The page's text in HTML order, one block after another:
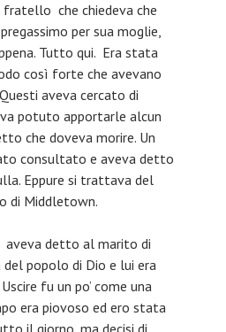
che chiedeva che
per sua moglie,
Tutto qui. Era stata
così forte che avevano
aveva cercato di
potuto apportarle alcun
che doveva morire. Un
consultato e aveva detto
Eppure si trattava del
di Middletown.
aveva detto al marito di
popolo di Dio e lui era
fu un po’ come una
era piovoso ed ero stata